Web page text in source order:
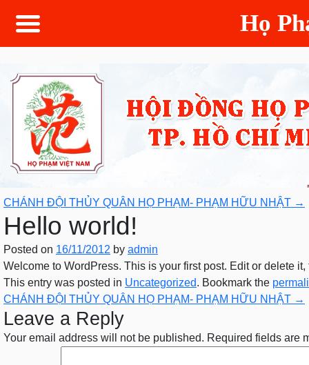
CHÁNH ĐỘI THỦY QUÂN HỌ PHẠM- PHẠM HỮU NHẬT →
Hello world!
Posted on 16/11/2012 by admin
Welcome to WordPress. This is your first post. Edit or delete
This entry was posted in Uncategorized. Bookmark the
CHÁNH ĐỘI THỦY QUÂN HỌ PHẠM- PHẠM HỮU NHẬT →
Leave a Reply
Your email address will not be published. Required fields are
Họ